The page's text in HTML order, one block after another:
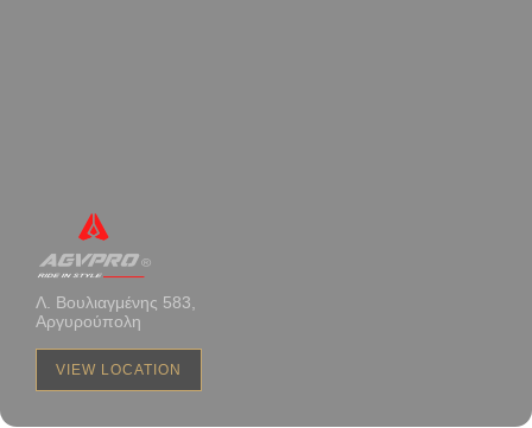
Λ. Βουλιαγμένης 583,
Αργυρούπολη
VIEW LOCATION